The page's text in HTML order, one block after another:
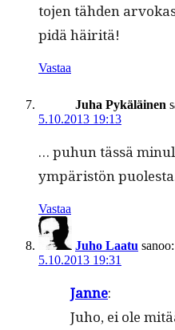
to­jen täh­den
pidä häiritä!
Vastaa
Juha Pykäläinen
5.10.2013 19:13
… puhun tässä
ympäristön
Vastaa
Juho Laatu sanoo:
5.10.2013 19:31
Janne:
Juho, ei ole